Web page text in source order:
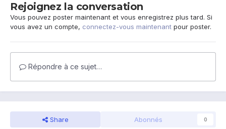
Rejoignez la conversation
Vous pouvez poster maintenant et vous enregistrez plus tard. Si
vous avez un compte, connectez-vous maintenant pour poster.
Répondre à ce sujet…
Share Abonnés 0